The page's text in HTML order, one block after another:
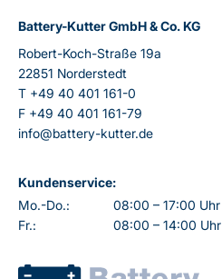
Battery-Kutter GmbH & Co. KG
Robert-Koch-Straße 19a
22851 Norderstedt
T +49 40 401 161-0
F +49 40 401 161-79
info@battery-kutter.de
Kundenservice:
Mo.-Do.:
08:00 – 17:00 Uhr
Fr.:
08:00 – 14:00 Uhr